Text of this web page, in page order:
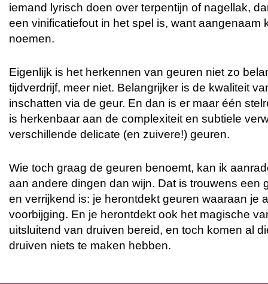
iemand lyrisch doen over terpentijn of nagellak,
een vinificatiefout in het spel is, want aangenaam
noemen.
Eigenlijk is het herkennen van geuren niet zo
tijdverdrijf, meer niet. Belangrijker is de kwaliteit
inschatten via de geur. En dan is er maar één
is herkenbaar aan de complexiteit en subtiele
verschillende delicate (en zuivere!) geuren.
Wie toch graag de geuren benoemt, kan ik
aan andere dingen dan wijn. Dat is trouwens een
en verrijkend is: je herontdekt geuren waaraan je
voorbijging. En je herontdekt ook het magische
uitsluitend van druiven bereid, en toch komen al
druiven niets te maken hebben.